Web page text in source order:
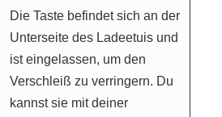
Die Taste befindet sich an der
Unterseite des Ladeetuis und
ist eingelassen, um den
Verschleiß zu verringern. Du
kannst sie mit deiner